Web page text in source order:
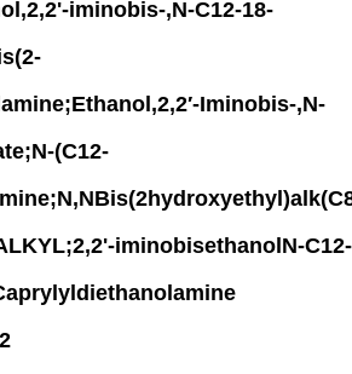
iminobis-,N-C12-18-
Iminobis-,N-
(C12-
iminobisethanolN-C12-